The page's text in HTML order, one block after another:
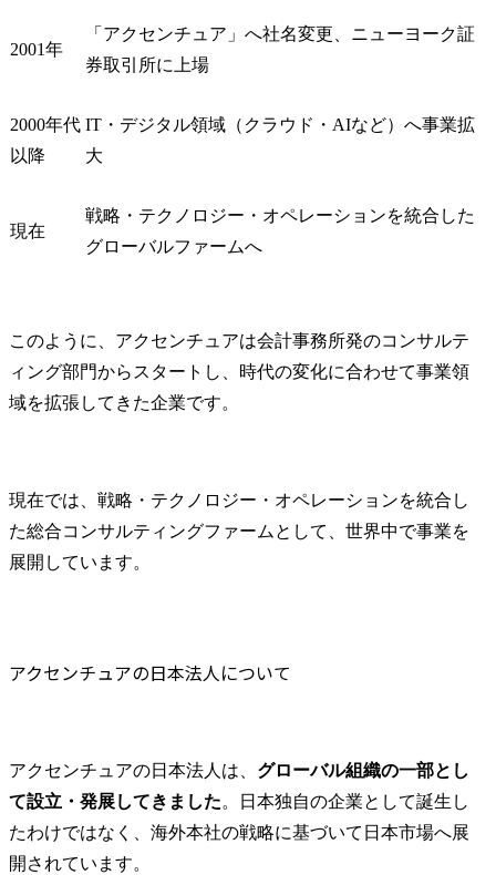
2001年
「アクセンチュア」へ社名変更、ニューヨーク証
券取引所に上場
2000年代
以降
IT・デジタル領域（クラウド・AIなど）へ事業拡
大
現在
戦略・テクノロジー・オペレーションを統合した
グローバルファームへ
このように、アクセンチュアは会計事務所発のコンサルテ
ィング部門からスタートし、時代の変化に合わせて事業領
域を拡張してきた企業です。
現在では、戦略・テクノロジー・オペレーションを統合し
た総合コンサルティングファームとして、世界中で事業を
展開しています。
アクセンチュアの日本法人について
アクセンチュアの日本法人は、 グローバル組織の一部とし
て設立・発展してきました。日本独自の企業として誕生し
たわけではなく、海外本社の戦略に基づいて日本市場へ展
開されています。